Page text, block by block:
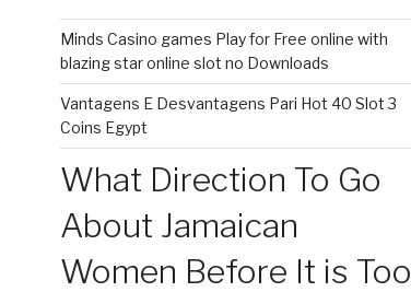
Minds Casino games Play for Free online with
blazing star online slot no Downloads
Vantagens E Desvantagens Pari Hot 40 Slot 3
Coins Egypt
What Direction To Go
About Jamaican
Women Before It is Too